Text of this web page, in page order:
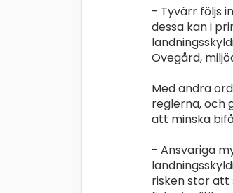
- Tyvärr följs
dessa kan i
Ovegård,
Med andra
reglerna, och
att minska
- Ansvariga
risken stor